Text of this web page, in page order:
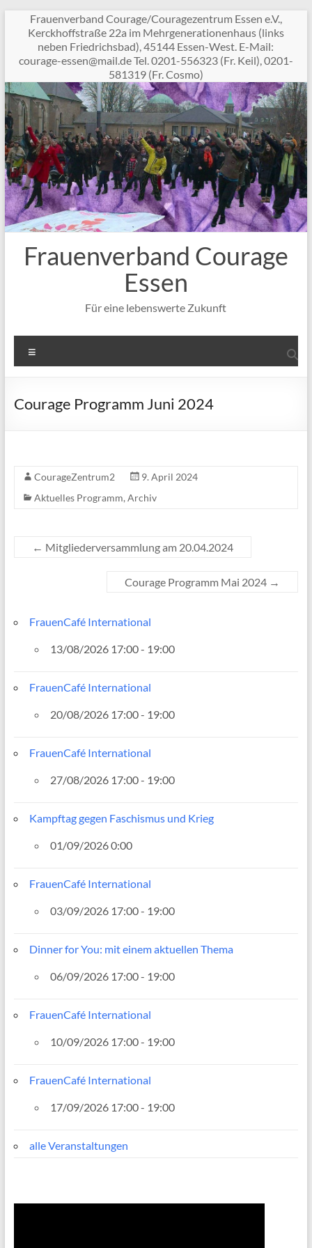
Inhalt
springen
Frauenverband Courage/Couragezentrum Essen e.V.,
Kerckhoffstraße 22a im Mehrgenerationenhaus (links
neben Friedrichsbad), 45144 Essen-West. E-Mail:
ed.li
am@ne
sse-e
garuo
c
Tel. 0201-556323 (Fr. Keil), 0201-
581319 (Fr. Cosmo)
Frauenverband Courage
Essen
Für eine lebenswerte Zukunft
Courage Programm Juni 2024
CourageZentrum2
9. April 2024
Aktuelles Programm, Archiv
← Mitgliederversammlung am 20.04.2024
Courage Programm Mai 2024 →
FrauenCafé International
13/08/2026 17:00 - 19:00
FrauenCafé International
20/08/2026 17:00 - 19:00
FrauenCafé International
27/08/2026 17:00 - 19:00
Kampftag gegen Faschismus und Krieg
01/09/2026 0:00
FrauenCafé International
03/09/2026 17:00 - 19:00
Dinner for You: mit einem aktuellen Thema
06/09/2026 17:00 - 19:00
FrauenCafé International
10/09/2026 17:00 - 19:00
FrauenCafé International
17/09/2026 17:00 - 19:00
alle Veranstaltungen